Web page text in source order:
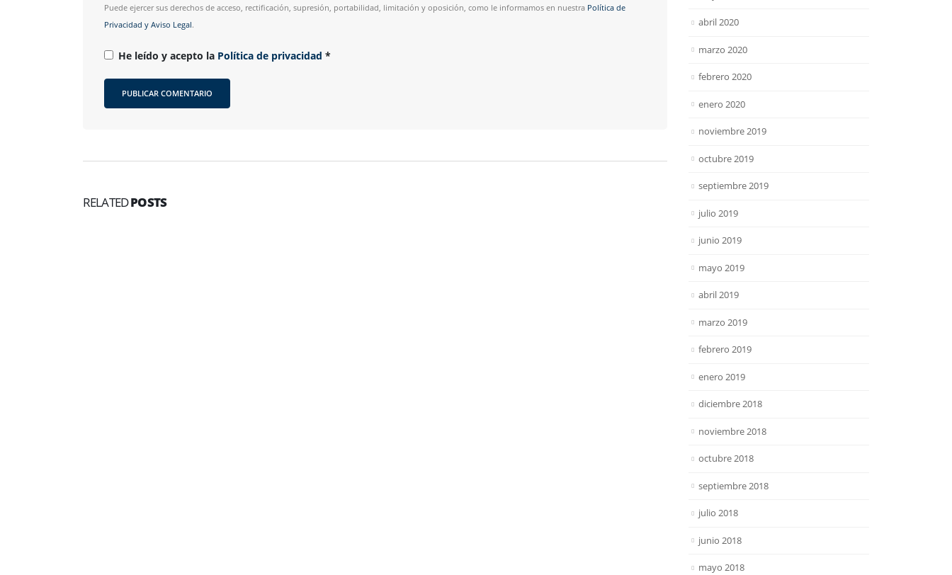
Puede ejercer sus derechos de acceso, rectificación, supresión, portabilidad, limitación y oposición, como le informamos en nuestra Política de
Privacidad y Aviso Legal.
He leído y acepto la Política de privacidad *
RELATEDPOSTS
abril 2020
marzo 2020
febrero 2020
enero 2020
noviembre 2019
octubre 2019
septiembre 2019
julio 2019
junio 2019
mayo 2019
abril 2019
marzo 2019
febrero 2019
enero 2019
diciembre 2018
noviembre 2018
octubre 2018
septiembre 2018
julio 2018
junio 2018
mayo 2018